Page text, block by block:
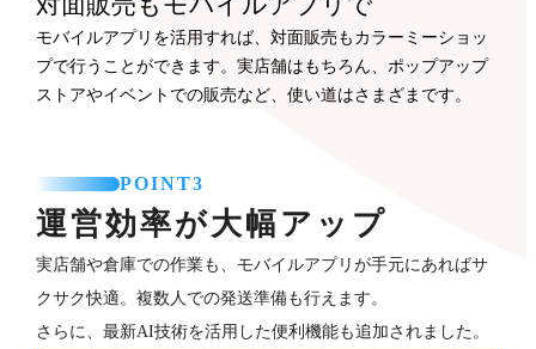
モバイルアプリを活用すれば、対面販売もカラーミーショッ
プで行うことができます。実店舗はもちろん、ポップアップ
ストアやイベントでの販売など、使い道はさまざまです。
POINT3
運営効率が大幅アップ
実店舗や倉庫での作業も、モバイルアプリが手元にあればサ
クサク快適。複数人での発送準備も行えます。
さらに、最新AI技術を活用した便利機能も追加されました。